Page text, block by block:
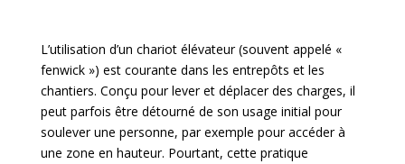
L’utilisation d’un chariot élévateur (souvent appelé «
fenwick ») est courante dans les entrepôts et les
chantiers. Conçu pour lever et déplacer des charges, il
peut parfois être détourné de son usage initial pour
soulever une personne, par exemple pour accéder à
une zone en hauteur. Pourtant, cette pratique